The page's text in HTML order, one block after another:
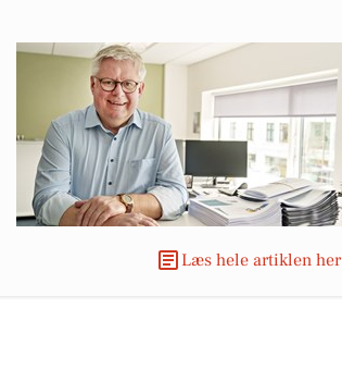
Læs hele artiklen her